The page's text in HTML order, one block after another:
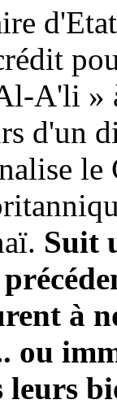
A'li »
d'un
Suit
à
ou
leurs